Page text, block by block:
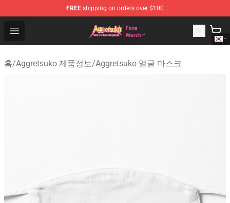
FREE shipping on orders over $100
Open menu
Aggretsuko Store - Official Aggretsuko Merchandise
홈/Aggretsuko 제품정보/Aggretsuko 얼굴 마스크